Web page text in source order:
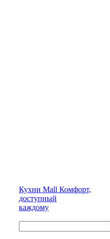
Кухни Mall Комфорт,
доступный
каждому